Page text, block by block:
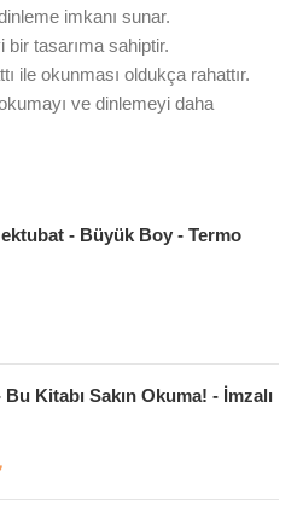
imkanı sunar.
bir tasarıma sahiptir.
ile okunması oldukça rahattır.
ve dinlemeyi daha
- Büyük Boy - Termo
Bu Kitabı Sakın Okuma! - İmzalı